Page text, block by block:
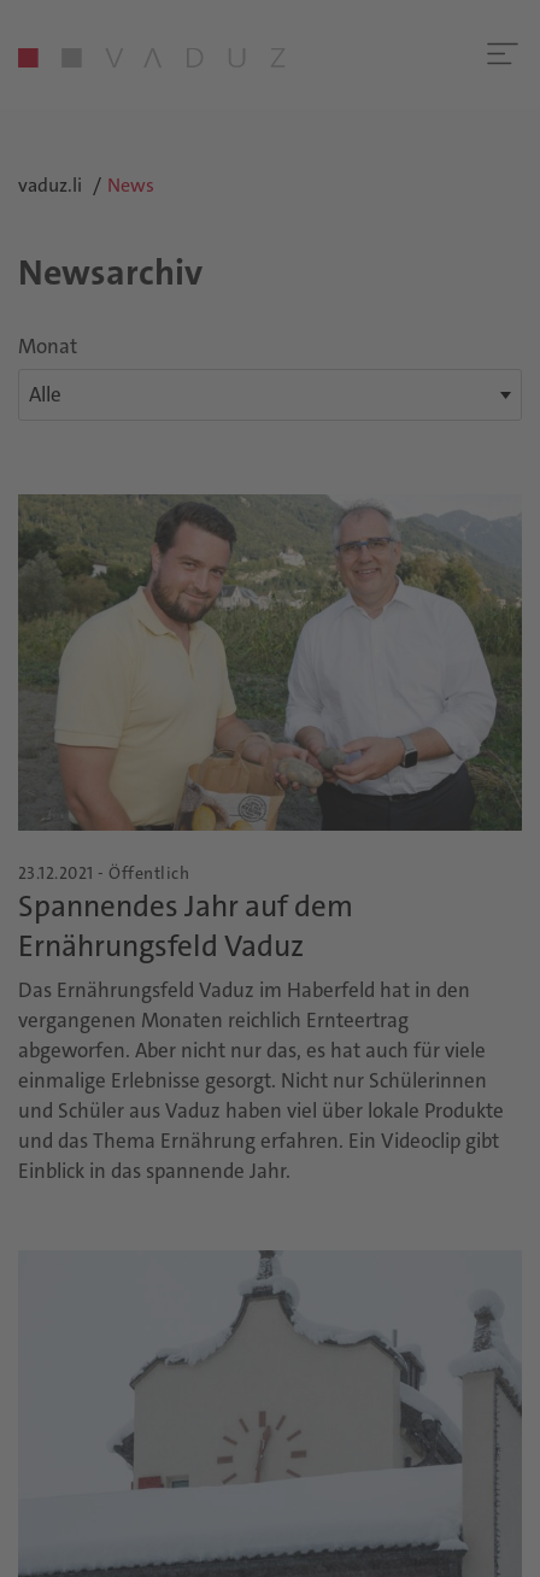
vaduz.li News
Newsarchiv
Monat
23.12.2021 - Öffentlich
Spannendes Jahr auf dem
Ernährungsfeld Vaduz
Das Ernährungsfeld Vaduz im Haberfeld hat in den
vergangenen Monaten reichlich Ernteertrag
abgeworfen. Aber nicht nur das, es hat auch für viele
einmalige Erlebnisse gesorgt. Nicht nur Schülerinnen
und Schüler aus Vaduz haben viel über lokale Produkte
und das Thema Ernährung erfahren. Ein Videoclip gibt
Einblick in das spannende Jahr.